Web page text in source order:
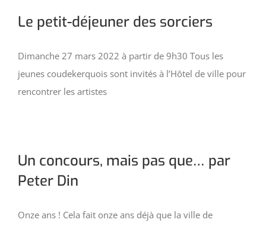
Le petit-déjeuner des sorciers
Dimanche 27 mars 2022 à partir de 9h30 Tous les
jeunes coudekerquois sont invités à l’Hôtel de ville pour
rencontrer les artistes
Un concours, mais pas que… par
Peter Din
Onze ans ! Cela fait onze ans déjà que la ville de